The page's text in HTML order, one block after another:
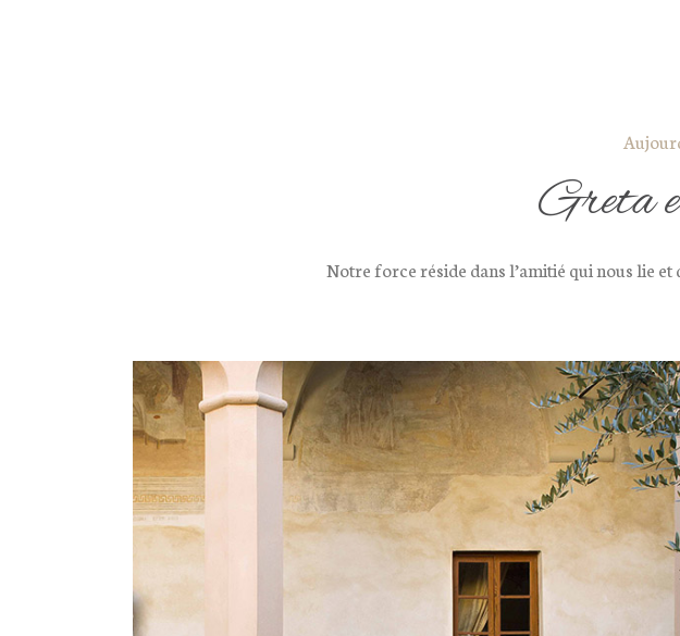
Greta
Notre force réside dans l’amitié qui nous lie et